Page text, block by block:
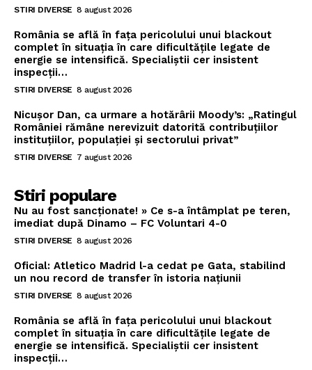
STIRI DIVERSE 8 august 2026
România se află în fața pericolului unui blackout
complet în situația în care dificultățile legate de
energie se intensifică. Specialiștii cer insistent
inspecții…
STIRI DIVERSE 8 august 2026
Nicușor Dan, ca urmare a hotărârii Moody’s: „Ratingul
României rămâne nerevizuit datorită contribuțiilor
instituțiilor, populației și sectorului privat”
STIRI DIVERSE 7 august 2026
Stiri populare
Nu au fost sancționate! » Ce s-a întâmplat pe teren,
imediat după Dinamo – FC Voluntari 4-0
STIRI DIVERSE 8 august 2026
Oficial: Atletico Madrid l-a cedat pe Gata, stabilind
un nou record de transfer în istoria națiunii
STIRI DIVERSE 8 august 2026
România se află în fața pericolului unui blackout
complet în situația în care dificultățile legate de
energie se intensifică. Specialiștii cer insistent
inspecții…